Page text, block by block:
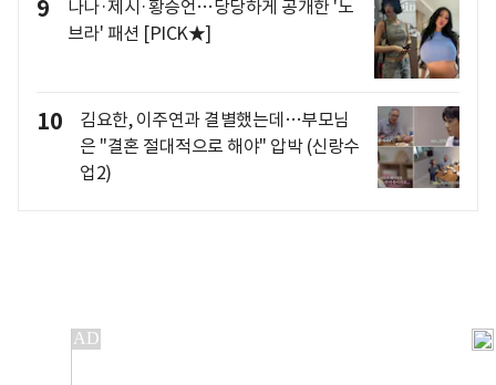
9
나나·제시·황승언…당당하게 공개한 '노
브라' 패션 [PICK★]
10
김요한, 이주연과 결별했는데…부모님
은 "결혼 절대적으로 해야" 압박 (신랑수
업2)